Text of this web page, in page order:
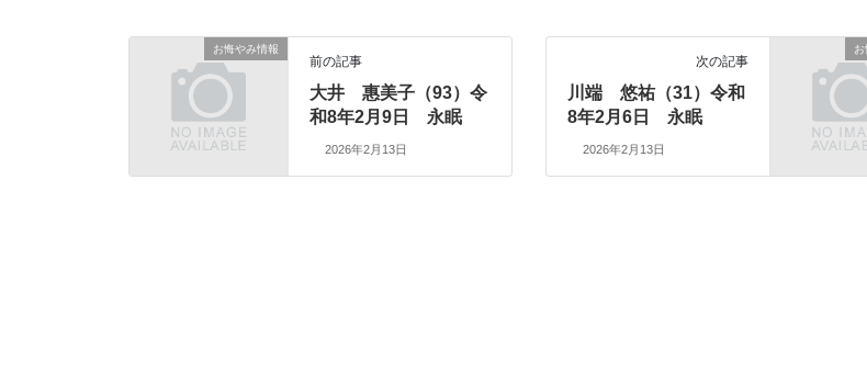
お悔やみ情報
前の記事
大井 惠美子（93）令
和8年2月9日 永眠
2026年2月13日
次の記事
川端 悠祐（31）令和
8年2月6日 永眠
2026年2月13日